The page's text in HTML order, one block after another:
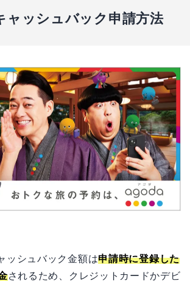
ャッシュバック申請方法
ッシュバック金額は申請時に登録した
されるため、クレジットカードかデビ